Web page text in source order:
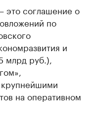
это соглашение о
по
и
млрд руб.),
крупнейшими
на оперативном